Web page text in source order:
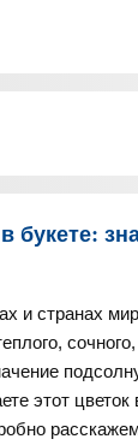
букете:
и странах
этот